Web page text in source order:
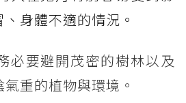
身體不適的情況。
必要避開茂密的樹林以及
重的植物與環境。